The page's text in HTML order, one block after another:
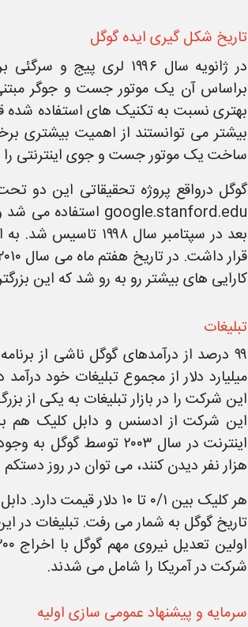
تاریخ شکل گیری ایده گوگل
در ژانویه سال ۱۹۹۶
براساس آن یک موتور جست و جوگر مبتنی
بهتری نسبت به تکنیک های استفاده شده
بیشتر می توانستند از اهمیت بیشتری
ساخت یک موتور جست و جوی اینترنتی را
بعد در سپتامبر سال
کارایی های بیشتر رو به رو شد که این
تبلیغات
میلیارد دلار از مجموع تبلیغات خود
این شرکت را در بازار تبلیغات به یکی از
این شرکت از ادسنس و دابل کلیک هم
هزار نفر دیدن کنند، می توان در روز دستکم ۱۰ دلار درآمد کسب کرد.
تاریخ گوگل به شمار می رفت. تبلیغات در
شرکت در آمریکا را شامل می شدند.
سرمایه و پیشنهاد عمومی سازی اولیه